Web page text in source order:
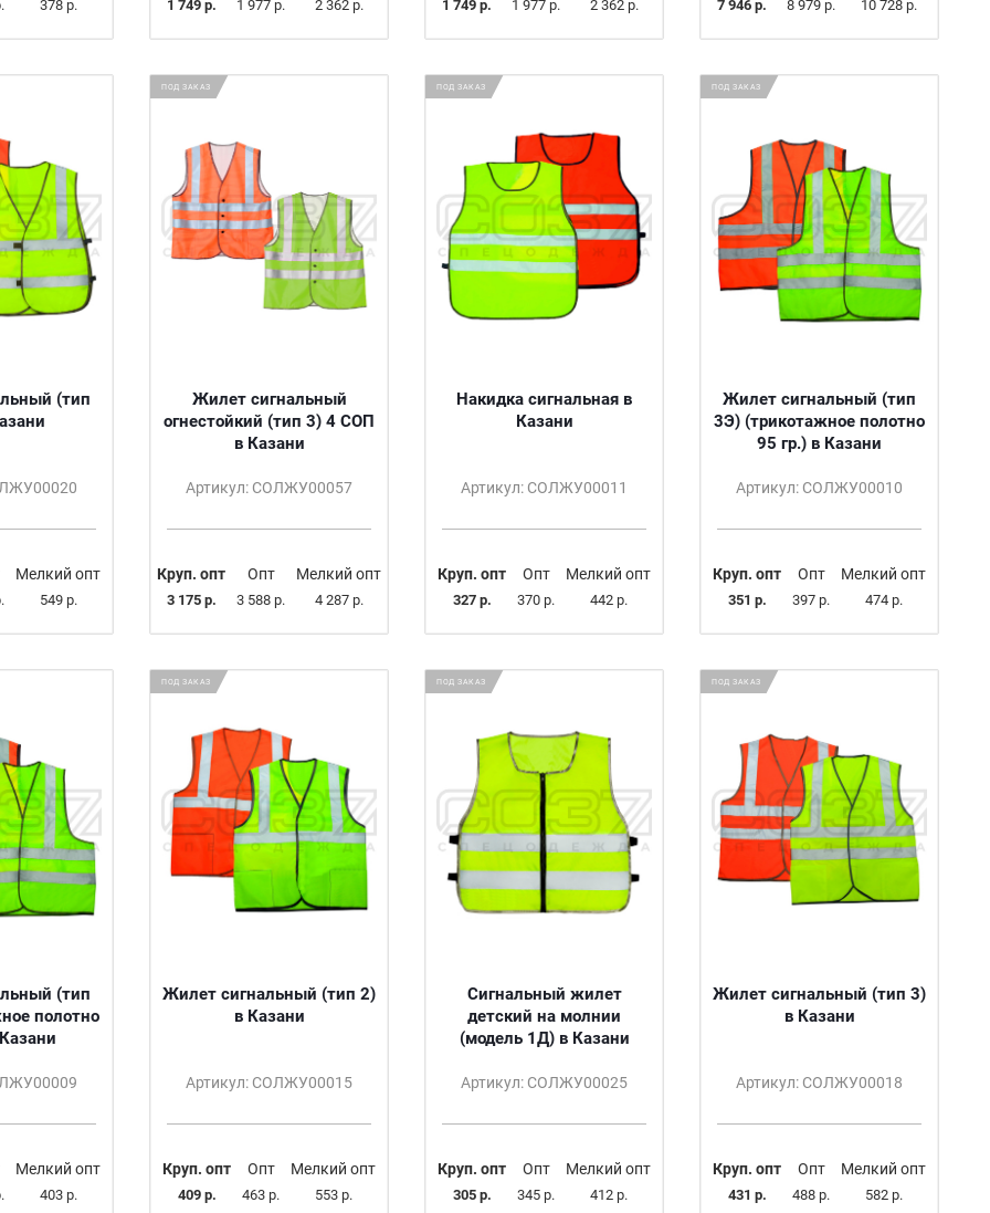
378 р. 1 749 р. 1 977 р. 2 362 р. 1 749 р. 1 977 р. 2 362 р. 7 946 р. 8 979 р. 10 728 р.
(тип
Мелкий опт
549 р.
ПОД ЗАКАЗ
Жилет сигнальный
огнестойкий (тип 3) 4 СОП
в Казани
Артикул: СОЛЖУ00057
Круп. опт
3 175 р.
Опт
3 588 р.
Мелкий опт
4 287 р.
ПОД ЗАКАЗ
Накидка сигнальная в
Казани
Артикул: СОЛЖУ00011
Круп. опт
327 р.
Опт
370 р.
Мелкий опт
442 р.
ПОД ЗАКАЗ
Жилет сигнальный (тип
3Э) (трикотажное полотно
95 гр.) в Казани
Артикул: СОЛЖУ00010
Круп. опт
351 р.
Опт
397 р.
Мелкий опт
474 р.
(тип
полотно
Мелкий опт
403 р.
ПОД ЗАКАЗ
Жилет сигнальный (тип 2)
в Казани
Артикул: СОЛЖУ00015
Круп. опт
409 р.
Опт
463 р.
Мелкий опт
553 р.
ПОД ЗАКАЗ
Сигнальный жилет
детский на молнии
(модель 1Д) в Казани
Артикул: СОЛЖУ00025
Круп. опт
305 р.
Опт
345 р.
Мелкий опт
412 р.
ПОД ЗАКАЗ
Жилет сигнальный (тип 3)
в Казани
Артикул: СОЛЖУ00018
Круп. опт
431 р.
Опт
488 р.
Мелкий опт
582 р.